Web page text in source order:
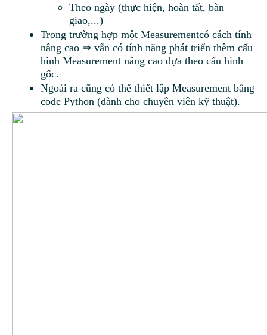
Theo ngày (thực hiện, hoàn tất, bàn
giao,...)
Trong trường hợp một Measurementcó cách tính
nâng cao ⇒ vẫn có tính năng phát triển thêm cấu
hình Measurement nâng cao dựa theo cấu hình
gốc.
Ngoài ra cũng có thể thiết lập Measurement bằng
code Python (dành cho chuyên viên kỹ thuật).